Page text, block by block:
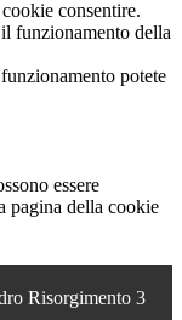
consentire.
funzionamento della
potete
essere
pagina della cookie
Risorgimento 3